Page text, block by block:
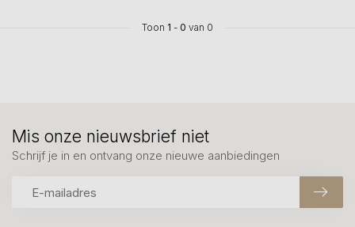
Toon 1 - 0 van 0
Mis onze nieuwsbrief niet
Schrijf je in en ontvang onze nieuwe aanbiedingen